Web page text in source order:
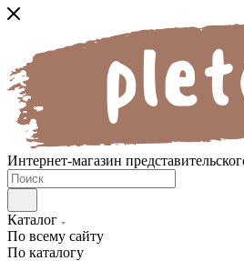
Интернет-магазин
Каталог
По всему сайту
По каталогу